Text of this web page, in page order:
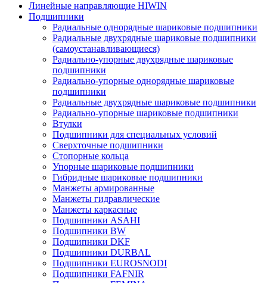
Линейные направляющие HIWIN
Подшипники
Радиальные однорядные шариковые подшипники
Радиальные двухрядные шариковые подшипники
(самоустанавливающиеся)
Радиально-упорные двухрядные шариковые
подшипники
Радиально-упорные однорядные шариковые
подшипники
Радиальные двухрядные шариковые подшипники
Радиально-упорные шариковые подшипники
Втулки
Подшипники для специальных условий
Сверхточные подшипники
Стопорные кольца
Упорные шариковые подшипники
Гибридные шариковые подшипники
Манжеты армированные
Манжеты гидравлические
Манжеты каркасные
Подшипники ASAHI
Подшипники BW
Подшипники DKF
Подшипники DURBAL
Подшипники EUROSNODI
Подшипники FAFNIR